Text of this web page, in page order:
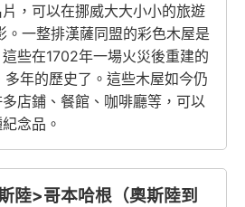
，可以在挪威大大小小的旅遊
。一整排漢薩同盟的彩色木屋是
些在1702年一場火災後重建的
年的歷史了。這些木屋如今仍
店鋪、餐館、咖啡廳等，可以
念品。
陸>哥本哈根（奧斯陸到